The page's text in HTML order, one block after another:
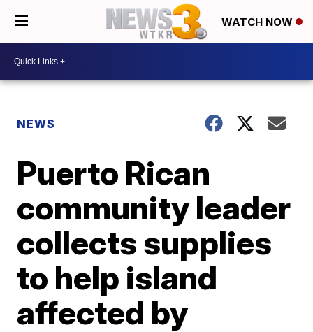
WATCH NOW
NEWS
Puerto Rican
community leader
collects supplies
to help island
affected by